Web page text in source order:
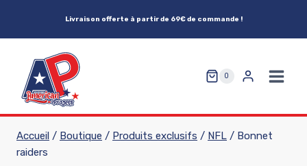
Livraison offerte à partir de 69€ de commande !
0
Accueil / Boutique / Produits exclusifs / NFL / Bonnet
raiders